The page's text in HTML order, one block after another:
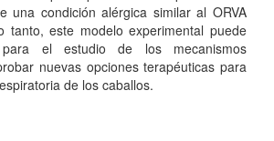
una condición alérgica similar al ORVA
tanto, este modelo experimental puede
el estudio de los mecanismos
nuevas opciones terapéuticas para
de los caballos.